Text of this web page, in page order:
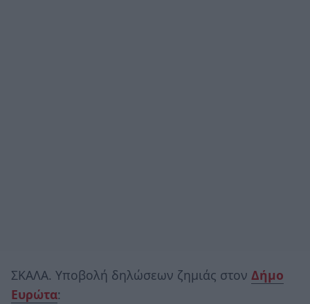
ΣΚΑΛΑ. Υποβολή δηλώσεων ζημιάς στον Δήμο
Ευρώτα: